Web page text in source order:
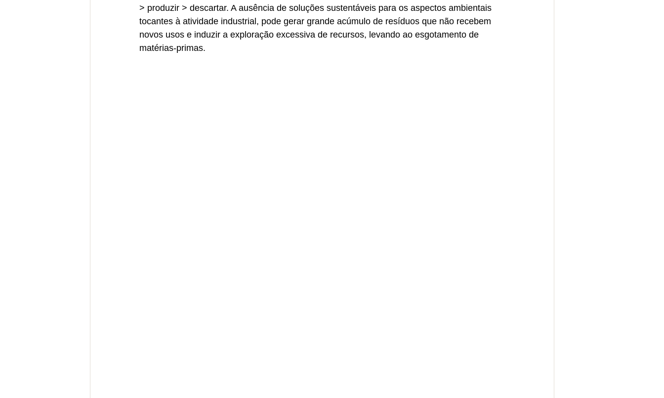
> produzir > descartar. A ausência de soluções sustentáveis para os aspectos ambientais
tocantes à atividade industrial, pode gerar grande acúmulo de resíduos que não recebem
novos usos e induzir a exploração excessiva de recursos, levando ao esgotamento de
matérias-primas.